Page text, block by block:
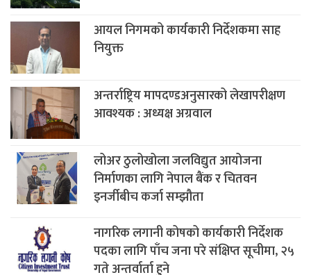
आयल निगमको कार्यकारी निर्देशकमा साह
नियुक्त
अन्तर्राष्ट्रिय मापदण्डअनुसारको लेखापरीक्षण
आवश्यक : अध्यक्ष अग्रवाल
लोअर ठुलोखोला जलविद्युत आयोजना
निर्माणका लागि नेपाल बैंक र चितवन
इनर्जीबीच कर्जा सम्झौता
नागरिक लगानी कोषको कार्यकारी निर्देशक
पदका लागि पाँच जना परे संक्षिप्त सूचीमा, २५
गते अन्तर्वार्ता हुने